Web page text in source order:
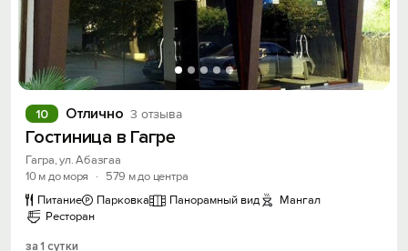
Отлично 3 отзыва
10
Гостиница в Гагре
Гагра, ул. Абазгаа
10 м до моря
·
579 м до центра
Питание
Парковка Панорамный вид
Мангал
Ресторан
за 1 сутки